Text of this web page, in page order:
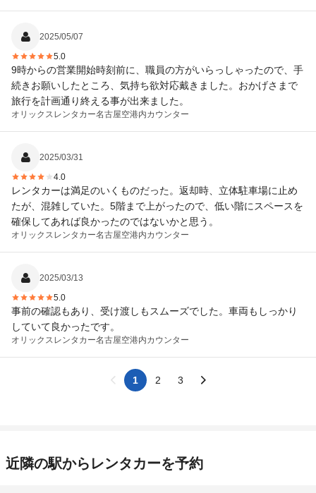
2025/05/07
5.0
9時からの営業開始時刻前に、職員の方がいらっしゃったので、手
続きお願いしたところ、気持ち欲対応戴きました。おかげさまで
旅行を計画通り終える事が出来ました。
オリックスレンタカー名古屋空港内カウンター
2025/03/31
4.0
レンタカーは満足のいくものだった。返却時、立体駐車場に止め
たが、混雑していた。5階まで上がったので、低い階にスペースを
確保してあれば良かったのではないかと思う。
オリックスレンタカー名古屋空港内カウンター
2025/03/13
5.0
事前の確認もあり、受け渡しもスムーズでした。車両もしっかり
していて良かったです。
オリックスレンタカー名古屋空港内カウンター
1 2 3
近隣の駅からレンタカーを予約